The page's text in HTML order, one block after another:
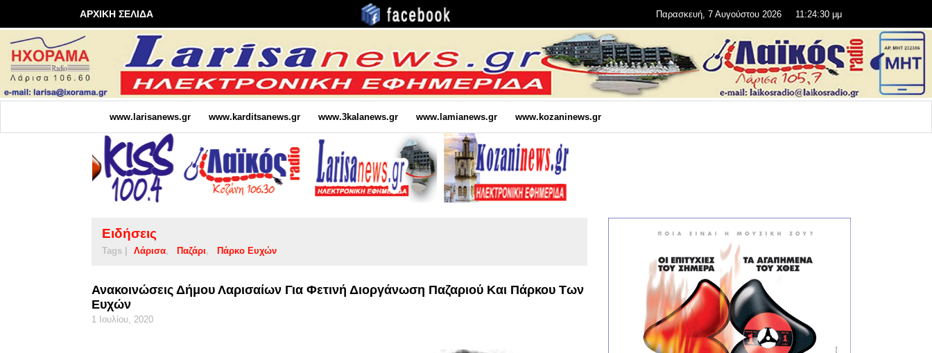
ΑΡΧΙΚΗ ΣΕΛΙΔΑ Παρασκευή, 7 Αυγούστου 2026 11:24:31 μμ
www.larisanews.gr www.karditsanews.gr www.3kalanews.gr www.lamianews.gr www.kozaninews.gr
Ειδήσεις
Tags | Λάρισα Παζάρι Πάρκο Ευχών
Ανακοινώσεις Δήμου Λαρισαίων Για Φετινή Διοργάνωση Παζαριού Και Πάρκου Των
Ευχών
1 Ιουλίου, 2020